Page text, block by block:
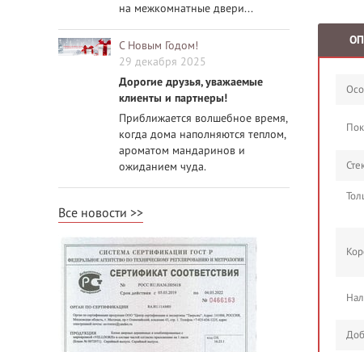
на межкомнатные двери...
С Новым Годом!
29 декабря 2025
Дорогие друзья, уважаемые
клиенты и партнеры!
Приближается волшебное время,
когда дома наполняются теплом,
ароматом мандаринов и
ожиданием чуда.
Все новости